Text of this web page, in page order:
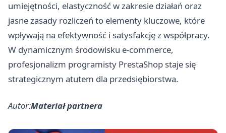
umiejętności, elastyczność w zakresie działań oraz
jasne zasady rozliczeń to elementy kluczowe, które
wpływają na efektywność i satysfakcję z współpracy.
W dynamicznym środowisku e-commerce,
profesjonalizm programisty PrestaShop staje się
strategicznym atutem dla przedsiębiorstwa.
Autor:Materiał partnera